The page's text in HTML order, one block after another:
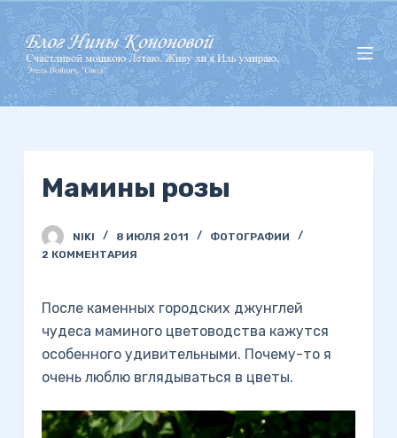
П
е
р
е
й
Мамины розы
NIKI 8 ИЮЛЯ 2011
ФОТОГРАФИИ
2 КОММЕНТАРИЯ
После каменных городских джунглей
чудеса маминого цветоводства кажутся
особенного удивительными. Почему-то я
очень люблю вглядываться в цветы.